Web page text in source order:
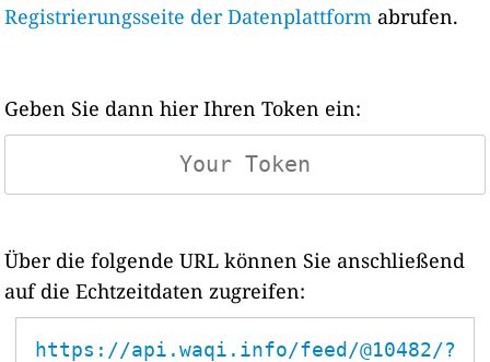
Registrierungsseite der Datenplattform abrufen.
Geben Sie dann hier Ihren Token ein:
Über die folgende URL können Sie anschließend
auf die Echtzeitdaten zugreifen:
https://api.waqi.info/feed/@10482/?